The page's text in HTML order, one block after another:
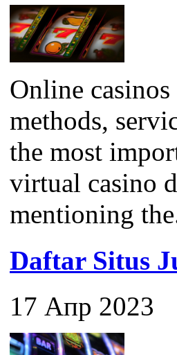
Online
methods,
the most
virtual casino
mentioning
Daftar Situs
17 Апр 2023